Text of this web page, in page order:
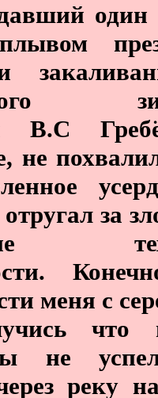
один
В.С
не
за
меня с
что
не
реку